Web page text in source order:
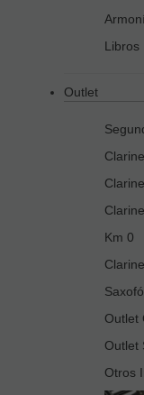
Libros
Outlet
Km 0
Outlet
Outlet
Otros